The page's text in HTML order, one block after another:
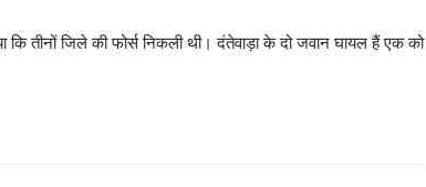
कि तीनों जिले की फोर्स निकली थी। दंतेवाड़ा के दो जवान घायल हैं एक को